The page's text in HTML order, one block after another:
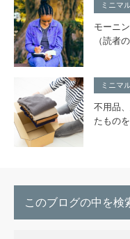
ミニマ
モーニ
（読者
ミニマ
不用品
たもの
このブログの中を検